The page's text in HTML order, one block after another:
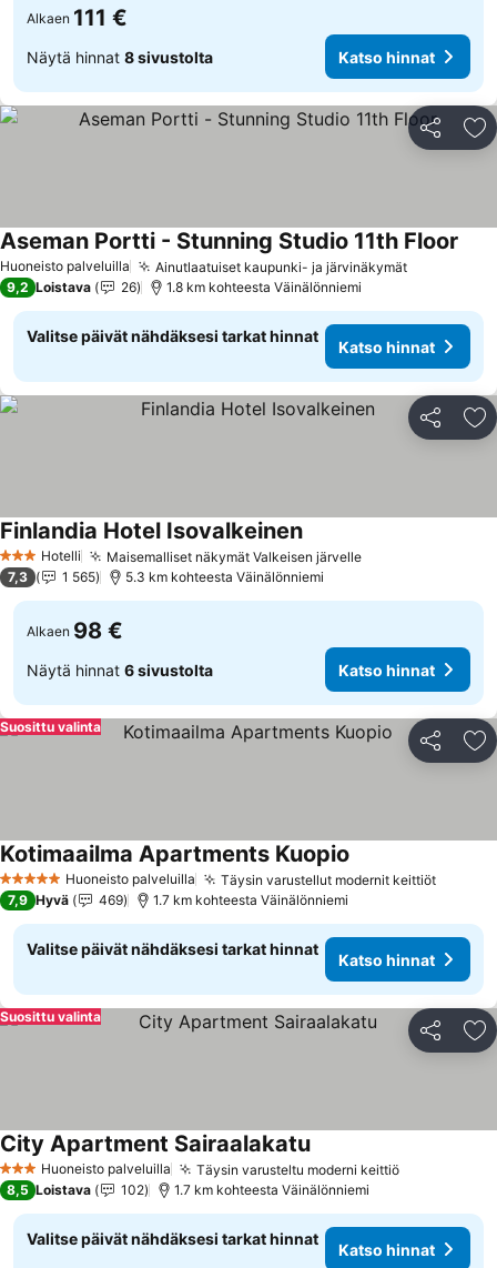
Alkaen 111 €
Näytä hinnat 8 sivustolta Katso hinnat
Jaa
Huoneisto palveluilla Ainutlaatuiset kaupunki- ja järvinäkymätKatso
Aseman Portti - Stunning Studio 11th Floor
9,2 Loistava 26 1.8 km kohteesta Väinälönniemi
Valitse päivät nähdäksesi tarkat hinnat
Katso hinnat
Jaa
3 Tähtiluokitus
Hotelli Maisemalliset näkymät Valkeisen järvelleKatso hinnat
Finlandia Hotel IsovalkeinenKatso hinnat
7,3 1 565 5.3 km kohteesta Väinälönniemi
Alkaen 98 €
Näytä hinnat 6 sivustolta Katso hinnat
Jaa
Suosittu valinta
5 TähtiluokitusHuoneisto palveluilla Täysin varustellut modernit keittiötKatso
Kotimaailma Apartments Kuopio
7,9 Hyvä 469 1.7 km kohteesta Väinälönniemi
Valitse päivät nähdäksesi tarkat hinnat
Katso hinnat
Jaa
Suosittu valinta
3 Tähtiluokitus
Huoneisto palveluilla Täysin varusteltu moderni keittiöKatso
City Apartment SairaalakatuKatso hinnat
8,5 Loistava 102 1.7 km kohteesta Väinälönniemi
Valitse päivät nähdäksesi tarkat hinnat
Katso hinnat